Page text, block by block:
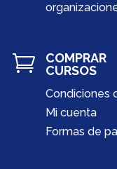

COMPRAR
CURSOS
Condiciones
Mi cuenta
Formas de